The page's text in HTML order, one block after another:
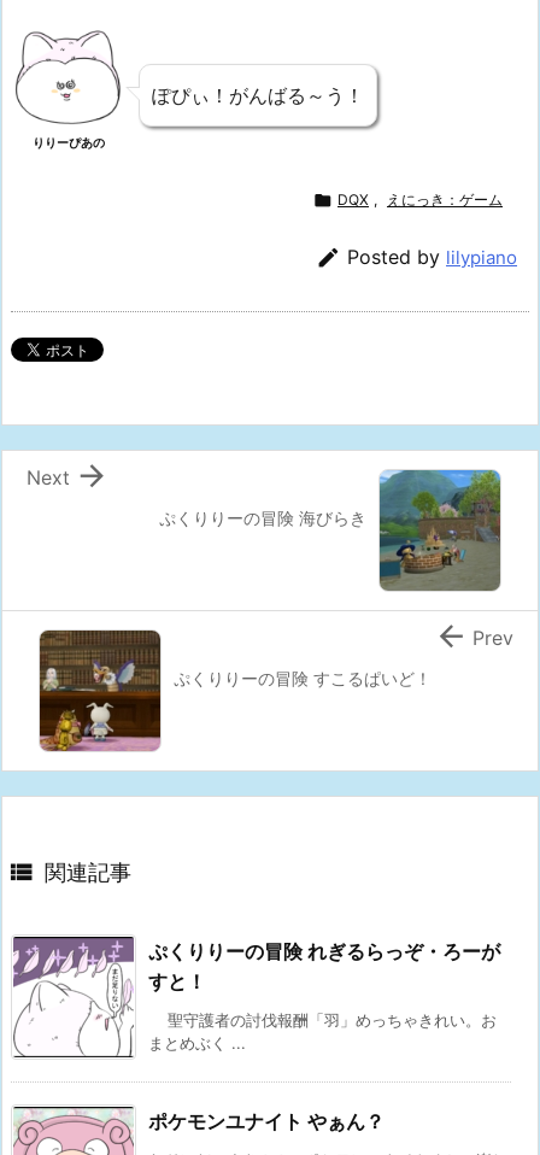
りりーぴあの
ぽぴぃ！がんばる～う！
 DQX , えにっき：ゲーム
 Posted by lilypiano
ぷくりりーの冒険 海びらき

Next
ぷくりりーの冒険 すこるぱいど！
 Prev
 関連記事
ぷくりりーの冒険 れぎるらっぞ・ろーが
すと！
聖守護者の討伐報酬「羽」めっちゃきれい。お
まとめぶく ...
ポケモンユナイト やぁん？